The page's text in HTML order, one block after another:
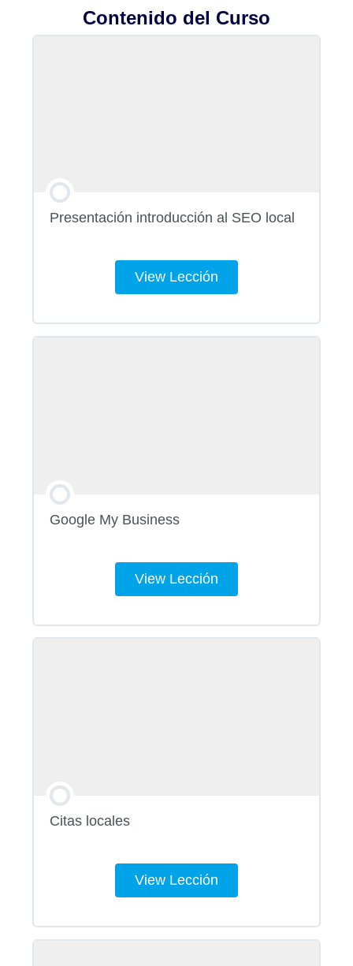
Contenido del Curso
Presentación introducción al SEO local
View Lección
Google My Business
View Lección
Citas locales
View Lección